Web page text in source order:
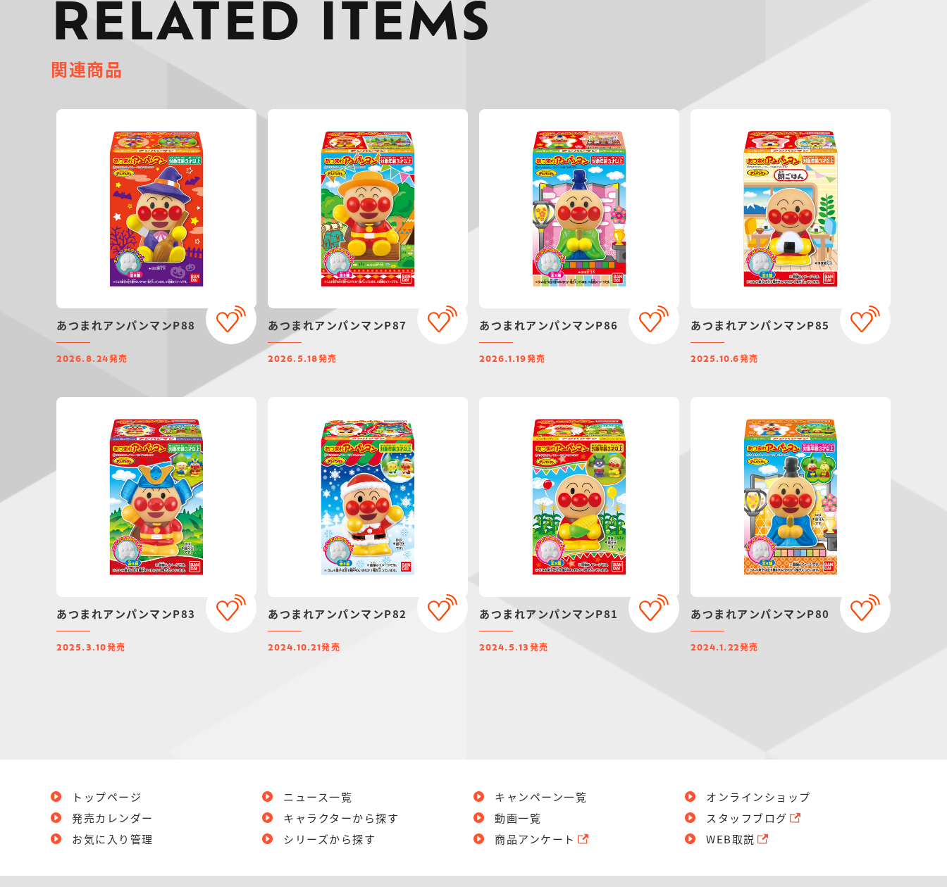
RELATED ITEMS
関連商品
あつまれアンパンマンP88
2026.8.24発売
あつまれアンパンマンP87
2026.5.18発売
あつまれアンパンマンP86
2026.1.19発売
あつまれアンパンマンP85
2025.10.6発売
あつまれアンパンマンP83
2025.3.10発売
あつまれアンパンマンP82
2024.10.21発売
あつまれアンパンマンP81
2024.5.13 発売
あつまれアンパンマンP80
2024.1.22発売
トップページ
発売カレンダー
お気に入り管理
ニュース一覧
キャラクターから探す
シリーズから探す
キャンペーン一覧
動画一覧
商品アンケート
オンラインショップ
スタッフブログ
WEB取説